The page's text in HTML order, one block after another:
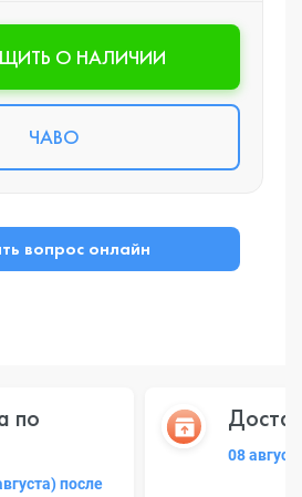
О НАЛИЧИИ
ЧАВО
вопрос онлайн
по
после
08